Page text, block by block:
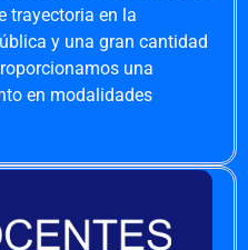
trayectoria en la
y una gran cantidad
una
en modalidades